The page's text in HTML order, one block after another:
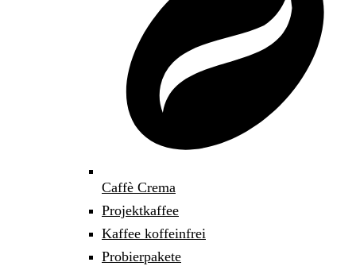
Caffè Crema
Projektkaffee
Kaffee koffeinfrei
Probierpakete